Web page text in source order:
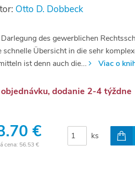
Otto D. Dobbeck
des gewerblichen
schnelle Übersicht in die sehr
ist denn auch die...
Viac o
dodanie 2-4 týždne
€
cena: 56.53 €
ks